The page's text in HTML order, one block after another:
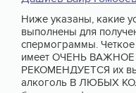
Ниже указаны, какие
выполнены для
спермограммы.
имеет ОЧЕНЬ ВАЖНОЕ
РЕКОМЕНДУЕТСЯ их
алкоголь В ЛЮБЫХ